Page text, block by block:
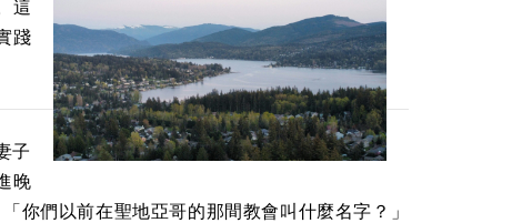
這
踐
子
晚
你們以前在聖地亞哥的那間教會叫什麼名字？」